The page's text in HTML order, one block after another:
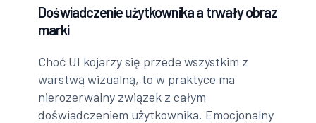
Doświadczenie użytkownika a trwały obraz
marki
Choć UI kojarzy się przede wszystkim z
warstwą wizualną, to w praktyce ma
nierozerwalny związek z całym
doświadczeniem użytkownika. Emocjonalny